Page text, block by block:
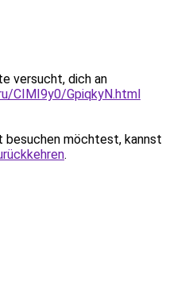
versucht, dich an
CIMI9y0/GpiqkyN.html
besuchen möchtest, kannst
.